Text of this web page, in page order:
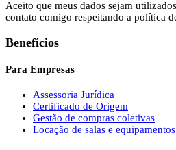
Aceito que meus dados sejam
contato comigo respeitando a política
Benefícios
Para Empresas
Assessoria Jurídica
Certificado de Origem
Gestão de compras coletivas
Locação de salas e